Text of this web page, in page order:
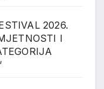
2026.
I